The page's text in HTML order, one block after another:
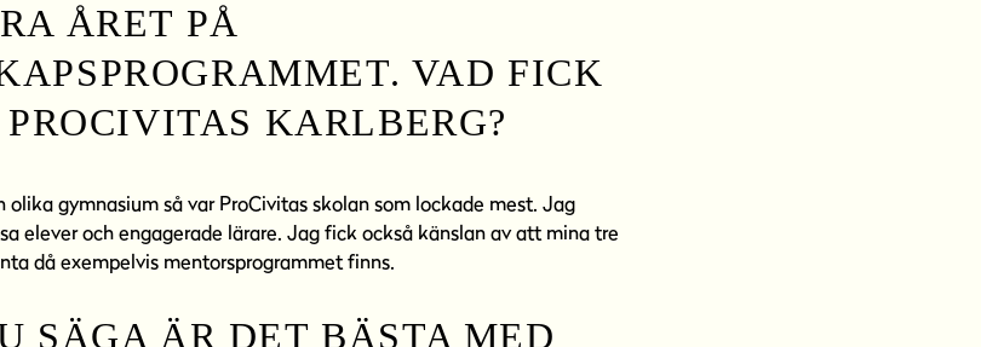
ÅRET PÅ
VAD FICK
KARLBERG?
olika gymnasium så var ProCivitas skolan som lockade mest. Jag
elever och engagerade lärare. Jag fick också känslan av att mina tre
då exempelvis mentorsprogrammet finns.
SÄGA ÄR DET BÄSTA MED